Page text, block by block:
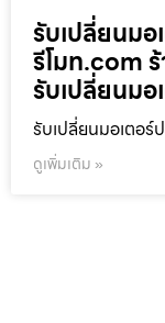
รับเปลี่ยนมอ
รีโมท.com
รับเปลี่ยนมอ
รับเปลี่ยนมอเตอร์
ดูเพิ่มเติม »